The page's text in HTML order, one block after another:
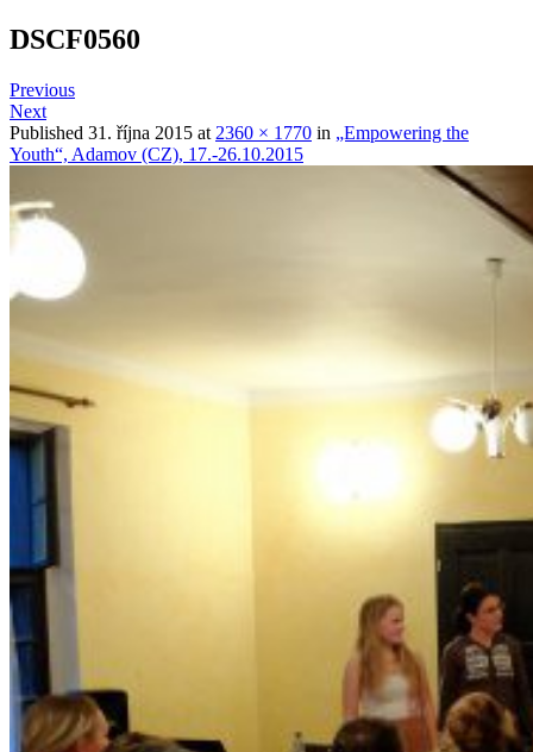
DSCF0560
Previous
Next
Published 31. října 2015 at 2360 × 1770 in „Empowering the
Youth“, Adamov (CZ), 17.-26.10.2015